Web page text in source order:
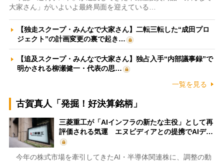
大家さん」がいよいよ最終局面を迎えている…
【独走スクープ・みんなで大家さん】二転三転した“成田プロ
ジェクト”の計画変更の裏で起き…
【追及スクープ・みんなで大家さん】独占入手“内部議事録”で
明かされる柳瀬健一・代表の思…
一覧を見る
古賀真人「発掘！好決算銘柄」
三菱重工が「AIインフラの新たな主役」として再
評価される気運 エヌビディアとの提携でAIデ…
今年の株式市場を牽引してきたAI・半導体関連株に、調整の動